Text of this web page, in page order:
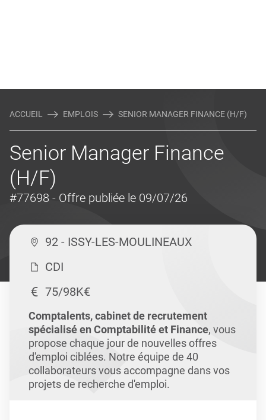
ACCUEIL EMPLOIS SENIOR MANAGER FINANCE (H/F)
Senior Manager Finance
(H/F)
#77698 - Offre publiée le 09/07/26
92 - ISSY-LES-MOULINEAUX
CDI
75/98K€
Comptalents, cabinet de recrutement
spécialisé en Comptabilité et Finance, vous
propose chaque jour de nouvelles offres
d'emploi ciblées. Notre équipe de 40
collaborateurs vous accompagne dans vos
projets de recherche d'emploi.